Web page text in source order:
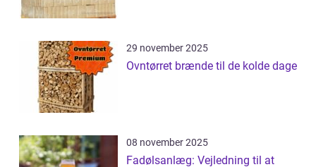
29 november 2025
Ovntørret brænde til de kolde dage
08 november 2025
Fadølsanlæg: Vejledning til at